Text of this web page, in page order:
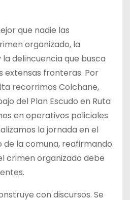
que nadie las
organizado, la
delincuencia que busca
extensas fronteras. Por
recorrimos Colchane,
del Plan Escudo en Ruta
en operativos policiales
la jornada en el
la comuna, reafirmando
crimen organizado debe
con discursos. Se